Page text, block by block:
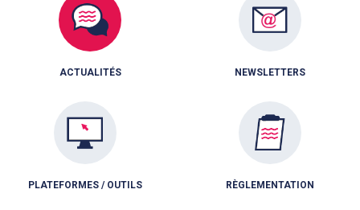
ACTUALITÉS NEWSLETTERS
PLATEFORMES / OUTILS RÈGLEMENTATION